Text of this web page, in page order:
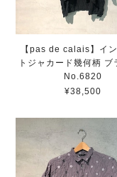
【pas de calais】イ
トジャカード幾何柄 ブ
No.6820
¥38,500